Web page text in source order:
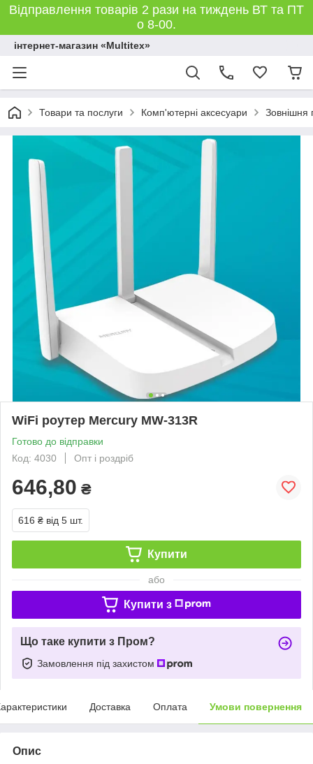
Відправлення товарів 2 рази на тиждень ВТ та ПТ
о 8-00.
інтернет-магазин «Multitex»
Товари та послуги Комп'ютерні аксесуари Зовнішня
WiFi роутер Mercury MW-313R
Готово до відправки
Код: 4030
Опт і роздріб
646,80 ₴
616 ₴ від 5 шт.
Купити
або
Купити з
Що таке купити з Пром?
Замовлення під захистом
Доставка Оплата Умови повернення
Опис